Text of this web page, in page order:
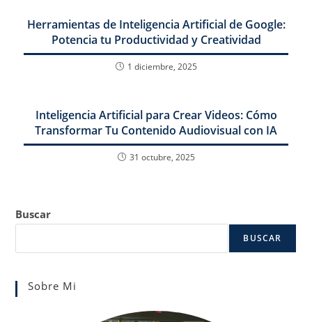
Herramientas de Inteligencia Artificial de Google:
Potencia tu Productividad y Creatividad
1 diciembre, 2025
Inteligencia Artificial para Crear Videos: Cómo
Transformar Tu Contenido Audiovisual con IA
31 octubre, 2025
Buscar
BUSCAR
Sobre Mi